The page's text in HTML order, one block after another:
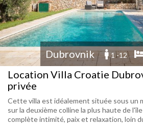
Dubrovnik 1 -12
Location Villa Croatie
privée
Cette villa est idéalement située sous un
sur la deuxième colline la plus haute de
complète intimité, paix et relaxation, loin